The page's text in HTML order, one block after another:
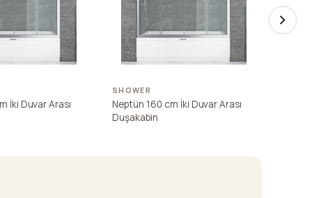
İki Duvar Arası
SHOWER
Neptün 160 cm İki Duvar Arası
Duşakabin